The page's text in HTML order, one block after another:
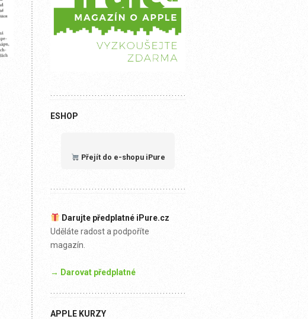
ESHOP
Přejít do e-shopu iPure
Darujte předplatné iPure.cz
Uděláte radost a podpoříte
magazín.
→ Darovat předplatné
APPLE KURZY